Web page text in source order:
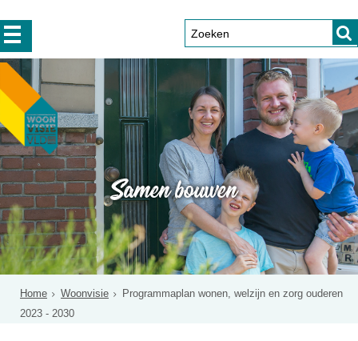
Home Woonvisie
Programmaplan wonen, welzijn en zorg ouderen
2023 - 2030
Samen bouwen